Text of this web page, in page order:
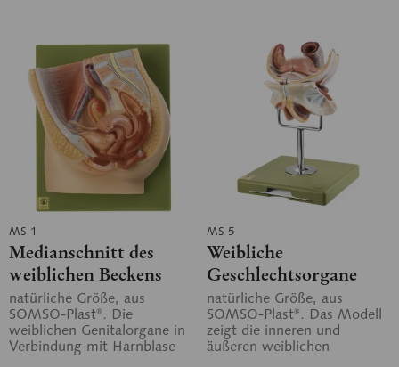
MS 1
Medianschnitt des
weiblichen Beckens
natürliche Größe, aus
SOMSO-Plast®. Die
weiblichen Genitalorgane in
Verbindung mit Harnblase
MS 5
Weibliche
Geschlechtsorgane
natürliche Größe, aus
SOMSO-Plast®. Das Modell
zeigt die inneren und
äußeren weiblichen